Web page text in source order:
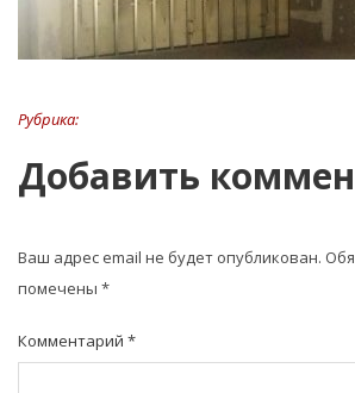
Рубрика:
Добавить
Ваш адрес email не будет опубликован.
помечены *
Комментарий *